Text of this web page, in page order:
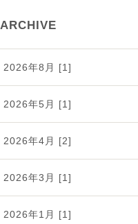
ARCHIVE
2026年8月 [1]
2026年5月 [1]
2026年4月 [2]
2026年3月 [1]
2026年1月 [1]